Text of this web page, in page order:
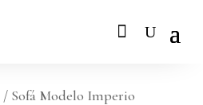
/ Sofá Modelo Imperio